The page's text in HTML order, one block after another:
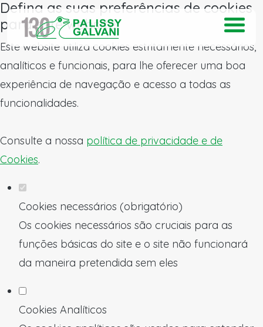
Defina as suas preferências de cookies
para este website.
Este website utiliza cookies estritamente necessários,
analíticos e funcionais, para lhe oferecer uma boa
experiência de navegação e acesso a todas as
funcionalidades.
Consulte a nossa política de privacidade e de
Cookies.
Cookies necessários (obrigatório)
Os cookies necessários são cruciais para as
funções básicas do site e o site não funcionará
da maneira pretendida sem eles
Cookies Analíticos